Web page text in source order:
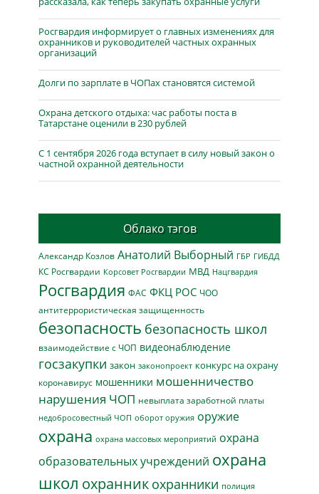
Росгвардия информирует о главных изменениях для
охранников и руководителей частных охранных
организаций
Долги по зарплате в ЧОПах становятся системой
Охрана детского отдыха: час работы поста в
Татарстане оценили в 230 рублей
С 1 сентября 2026 года вступает в силу новый закон о
частной охранной деятельности
Облако тэгов
Александр Козлов Анатолий Выборный ГБР ГИБДД
КС Росгвардии Корсовет Росгвардии МВД Нацгвардия
Росгвардия ФАС ФКЦ РОС ЧОО
антитеррористическая защищенность
безопасность безопасность школ
взаимодействие с ЧОП видеонаблюдение
госзакупки закон законопроект конкурс на охрану
коронавирус мошенники мошенничество
нарушения ЧОП невыплата заработной платы
недобросовестный ЧОП оборот оружия оружие
охрана охрана массовых мероприятий охрана
образовательных учреждений охрана
школ охранник охранники полиция